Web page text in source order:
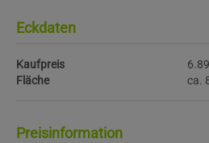
Eckdaten
Kaufpreis
Fläche
ca.
Preisinformation